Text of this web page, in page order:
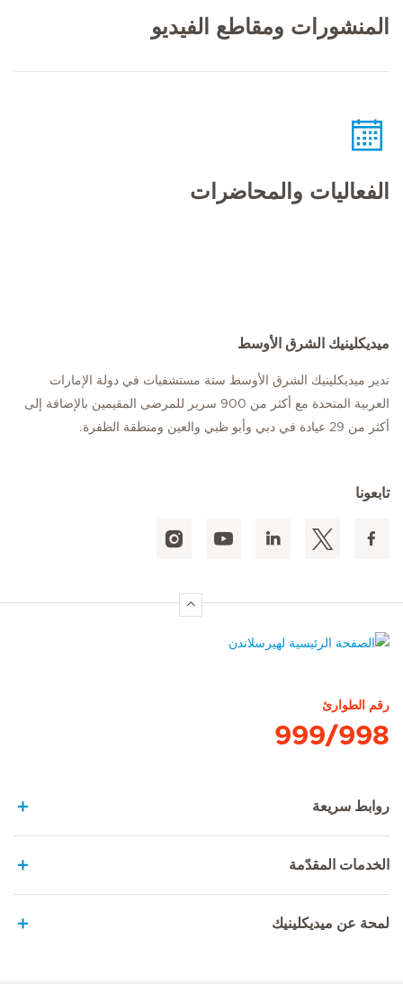
المنشورات ومقاطع الفيديو
الفعاليات والمحاضرات
ميديكلينيك الشرق الأوسط
تدير ميديكلينيك الشرق الأوسط ستة مستشفيات في دولة الإمارات
العربية المتحدة مع أكثر من 900 سرير للمرضى المقيمين بالإضافة إلى
أكثر من 29 عيادة في دبي وأبو ظبي والعين ومنطقة الظفرة.
تابعونا
رقم الطوارئ
999/998
روابط سريعة
الخدمات المقدّمة
لمحة عن ميديكلينيك